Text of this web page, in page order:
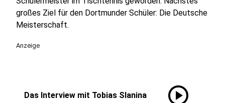
großes Ziel für den Dortmunder Schüler: Die Deutsche
Meisterschaft.
Anzeige
Das Interview mit Tobias Slanina play_circle